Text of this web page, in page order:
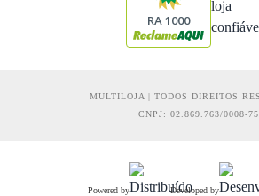
RA 1000
MULTILOJA | TODOS DIREITOS
CNPJ: 02.869.763/0008-75
Powered by Developed by